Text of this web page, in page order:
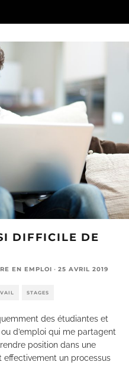
DIFFICILE DE
EN EMPLOI · 25 AVRIL 2019
STAGES
des étudiantes et
d’emploi qui me partagent
position dans une
effectivement un processus